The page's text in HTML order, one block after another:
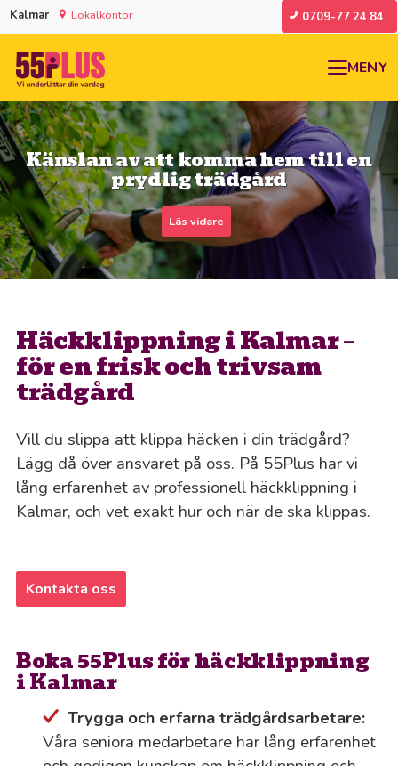
Kalmar Lokalkontor 0709-77 24 84
MENY
Känslan av att komma hem till en
prydlig trädgård
Läs vidare
Häckklippning i Kalmar –
för en frisk och trivsam
trädgård
Vill du slippa att klippa häcken i din trädgård?
Lägg då över ansvaret på oss. På 55Plus har vi
lång erfarenhet av professionell häckklippning i
Kalmar, och vet exakt hur och när de ska klippas.
Kontakta oss
Boka 55Plus för häckklippning
i Kalmar
Trygga och erfarna trädgårdsarbetare:
Våra seniora medarbetare har lång erfarenhet